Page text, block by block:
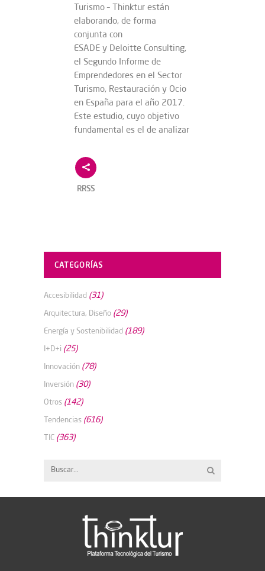
Turismo – Thinktur están
elaborando, de forma
conjunta con
ESADE y Deloitte Consulting,
el Segundo Informe de
Emprendedores en el Sector
Turismo, Restauración y Ocio
en España para el año 2017.
Este estudio, cuyo objetivo
fundamental es el de analizar
RRSS
CATEGORÍAS
Accesibilidad (31)
Arquitectura, Diseño (29)
Energía y Sostenibilidad (189)
I+D+i (25)
Innovación (78)
Inversión (30)
Otros (142)
Tendencias (616)
TIC (363)